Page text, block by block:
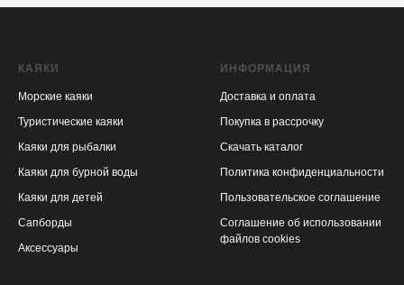
КАЯКИ
Морские каяки
Туристические каяки
Каяки для рыбалки
Каяки для бурной воды
Каяки для детей
Сапборды
Аксессуары
ИНФОРМАЦИЯ
Доставка и оплата
Покупка в рассрочку
Скачать каталог
Политика конфиденциальности
Пользовательское соглашение
Соглашение об использовании
файлов cookies